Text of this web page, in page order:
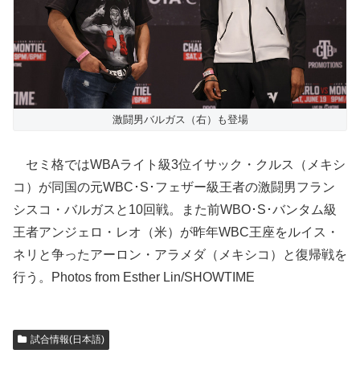
激闘男バルガス（右）も登場
セミ格ではWBAライト級3位イサック・クルス（メキシ
コ）が同国の元WBC･S･フェザー級王者の激闘男フラン
シスコ・バルガスと10回戦。また前WBO･S･バンタム級
王者アンジェロ・レオ（米）が昨年WBC王座をルイス・
ネリと争ったアーロン・アラメダ（メキシコ）と復帰戦を
行う。Photos from Esther Lin/SHOWTIME
試合情報(日本語)